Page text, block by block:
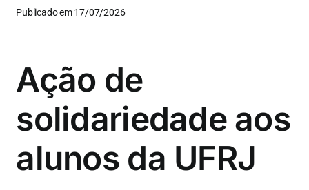
Publicado em 17/07/2026
Ação de
solidariedade aos
alunos da UFRJ